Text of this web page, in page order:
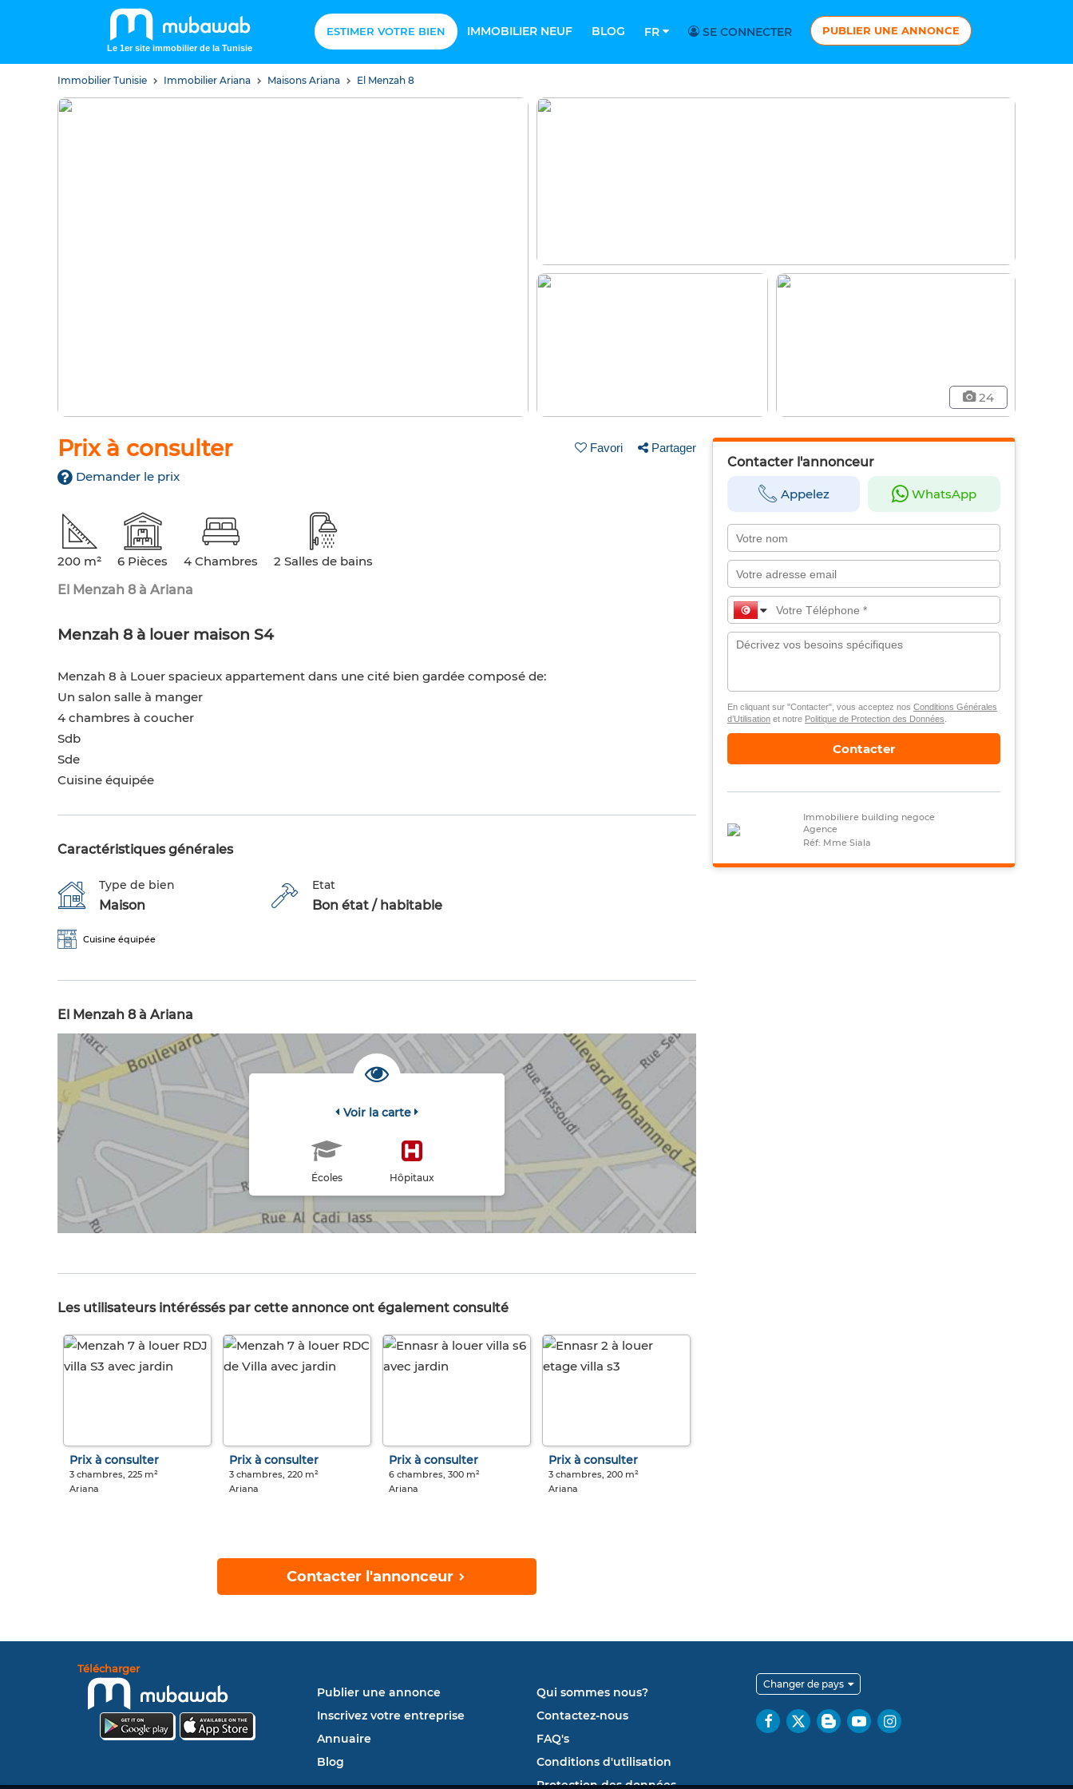
Le 1er site immobilier de la Tunisie
ESTIMER VOTRE BIEN IMMOBILIER NEUF BLOG FR SE CONNECTER PUBLIER UNE ANNONCE
Immobilier Tunisie Immobilier Ariana Maisons Ariana El Menzah 8
24
Prix à consulter Favori Partager
Demander le prix
200 m² 6 Pièces 4 Chambres
2 Salles de bains
El Menzah 8 à Ariana
Menzah 8 à louer maison S4
Menzah 8 à Louer spacieux appartement dans une cité bien gardée composé de:
Un salon salle à manger
4 chambres à coucher
Sdb
Sde
Cuisine équipée
Caractéristiques générales
Type de bien
Maison
Etat
Bon état / habitable
Cuisine équipée
El Menzah 8 à Ariana
Voir la carte
Écoles Hôpitaux
Les utilisateurs intéréssés par cette annonce ont également consulté
Prix à consulter
3 chambres, 225 m²
Ariana
Prix à consulter
3 chambres, 220 m²
Ariana
Prix à consulter
6 chambres, 300 m²
Ariana
Prix à consulter
3 chambres, 200 m²
Ariana
Contacter l'annonceur
Contacter l'annonceur
Appelez WhatsApp
En cliquant sur "Contacter", vous acceptez nos Conditions Générales
d’Utilisationet notre Politique de Protection des Données
Contacter
Immobiliere building negoce
Agence
Réf: Mme Siala
Télécharger
Publier une annonce
Inscrivez votre entreprise
Annuaire
Blog
Qui sommes nous?
Contactez-nous
FAQ's
Conditions d'utilisation
Protection des données
Changer de pays